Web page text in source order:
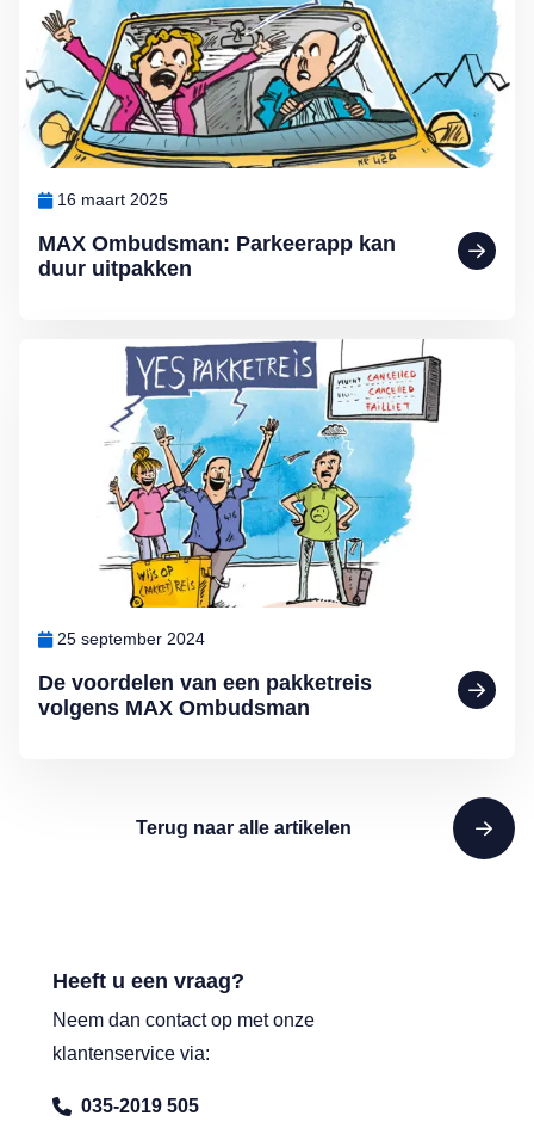
MAX Ombudsman: Parkeerapp kan
duur uitpakken
16 maart 2025
De voordelen van een pakketreis
volgens MAX Ombudsman
25 september 2024
Lees meer over De voordelen van een pakketreis volgens MAX
Terug naar alle artikelen
Heeft u een vraag?
Neem dan contact op met onze
klantenservice via:
035-2019 505